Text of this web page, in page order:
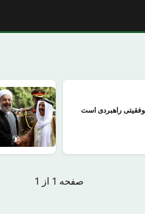
راهبردی است
صفحه 1 از 1